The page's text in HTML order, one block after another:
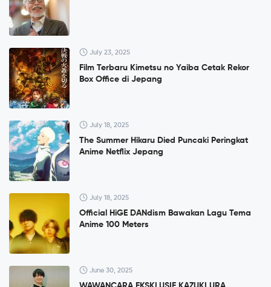
July 23, 2025
Film Terbaru Kimetsu no Yaiba Cetak Rekor
Box Office di Jepang
July 18, 2025
The Summer Hikaru Died Puncaki Peringkat
Anime Netflix Jepang
July 18, 2025
Official HiGE DANdism Bawakan Lagu Tema
Anime 100 Meters
June 30, 2025